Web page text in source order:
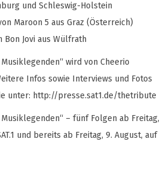
und Schleswig-Holstein
Maroon 5 aus Graz (Österreich)
Bon Jovi aus Wülfrath
wird von Cheerio
Infos sowie Interviews und Fotos
unter: http://presse.sat1.de/thetribute
– fünf Folgen ab Freitag,
und bereits ab Freitag, 9. August, auf